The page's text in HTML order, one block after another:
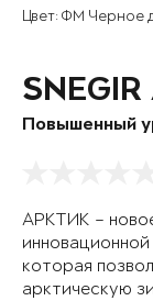
Цвет: ФМ Черное
SNEGIR
Повышенный
АРКТИК –
которая
арктическую